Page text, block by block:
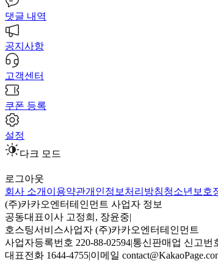
댓글 내역
공지사항
고객센터
쿠폰 등록
설정
다크 모드
로그아웃
회사 소개 이용약관개인정보처리방침청소년보호
(주)카카오엔터테인먼트 사업자 정보
공동대표이사 고정희, 장윤중|
호스팅서비스사업자 (주)카카오엔터테인먼트
사업자등록번호 220-88-02594|통신판매업 신고번
대표전화 1644-4755|이메일